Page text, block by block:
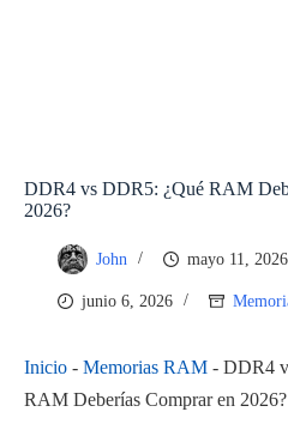
DDR4 vs DDR5: ¿Qué RAM
2026?
John mayo 11, 2026
junio 6, 2026
Inicio - Memorias RAM - DDR4
RAM Deberías Comprar en 2026?